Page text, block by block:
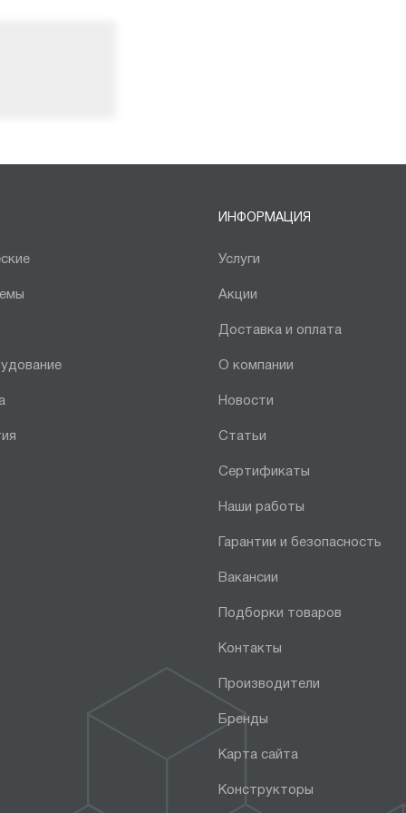
ИНФОРМАЦИЯ
Услуги
Акции
Доставка и оплата
О компании
Новости
Статьи
Сертификаты
Наши работы
Гарантии и безопасность
Вакансии
Подборки товаров
Контакты
Производители
Бренды
Карта сайта
Конструкторы